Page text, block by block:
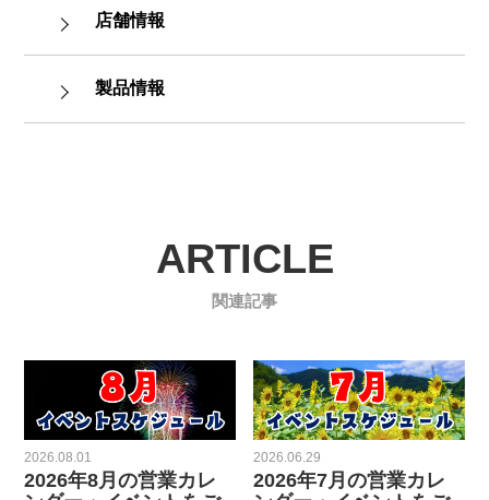
店舗情報
製品情報
ARTICLE
関連記事
2026.08.01
2026年8月の営業カレ
2026.06.29
2026年7月の営業カレ